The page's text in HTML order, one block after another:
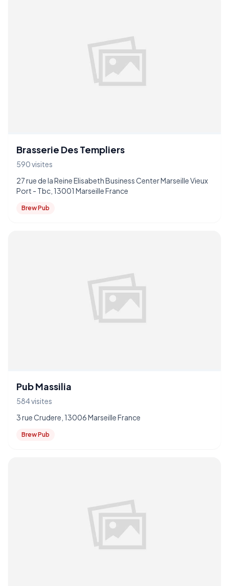
Brasserie Des Templiers
590 visites
27 rue de la Reine Elisabeth Business Center Marseille Vieux
Port - Tbc, 13001 Marseille France
Brew Pub
Pub Massilia
584 visites
3 rue Crudere, 13006 Marseille France
Brew Pub